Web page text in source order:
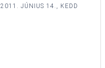
2011. JÚNIUS 14., KEDD